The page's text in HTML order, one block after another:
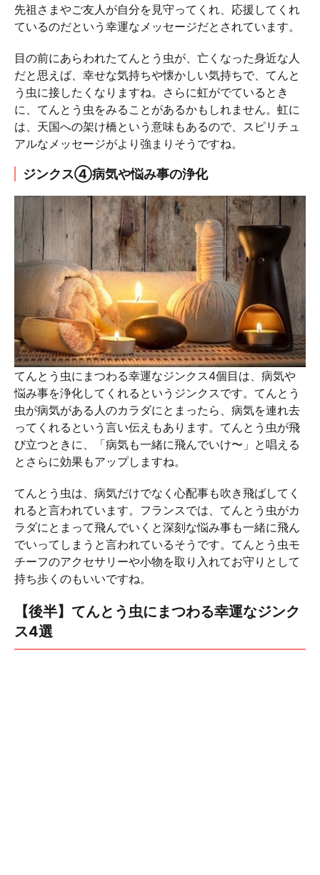
先祖さまやご友人が自分を見守ってくれ、応援してくれ
ているのだという幸運なメッセージだとされています。
目の前にあらわれたてんとう虫が、亡くなった身近な人
だと思えば、幸せな気持ちや懐かしい気持ちで、てんと
う虫に接したくなりますね。さらに虹がでているとき
に、てんとう虫をみることがあるかもしれません。虹に
は、天国への架け橋という意味もあるので、スピリチュ
アルなメッセージがより強まりそうですね。
ジンクス④病気や悩み事の浄化
てんとう虫にまつわる幸運なジンクス4個目は、病気や
悩み事を浄化してくれるというジンクスです。てんとう
虫が病気がある人のカラダにとまったら、病気を連れ去
ってくれるという言い伝えもあります。てんとう虫が飛
び立つときに、「病気も一緒に飛んでいけ〜」と唱える
とさらに効果もアップしますね。
てんとう虫は、病気だけでなく心配事も吹き飛ばしてく
れると言われています。フランスでは、てんとう虫がカ
ラダにとまって飛んでいくと深刻な悩み事も一緒に飛ん
でいってしまうと言われているそうです。てんとう虫モ
チーフのアクセサリーや小物を取り入れてお守りとして
持ち歩くのもいいですね。
【後半】てんとう虫にまつわる幸運なジンク
ス4選